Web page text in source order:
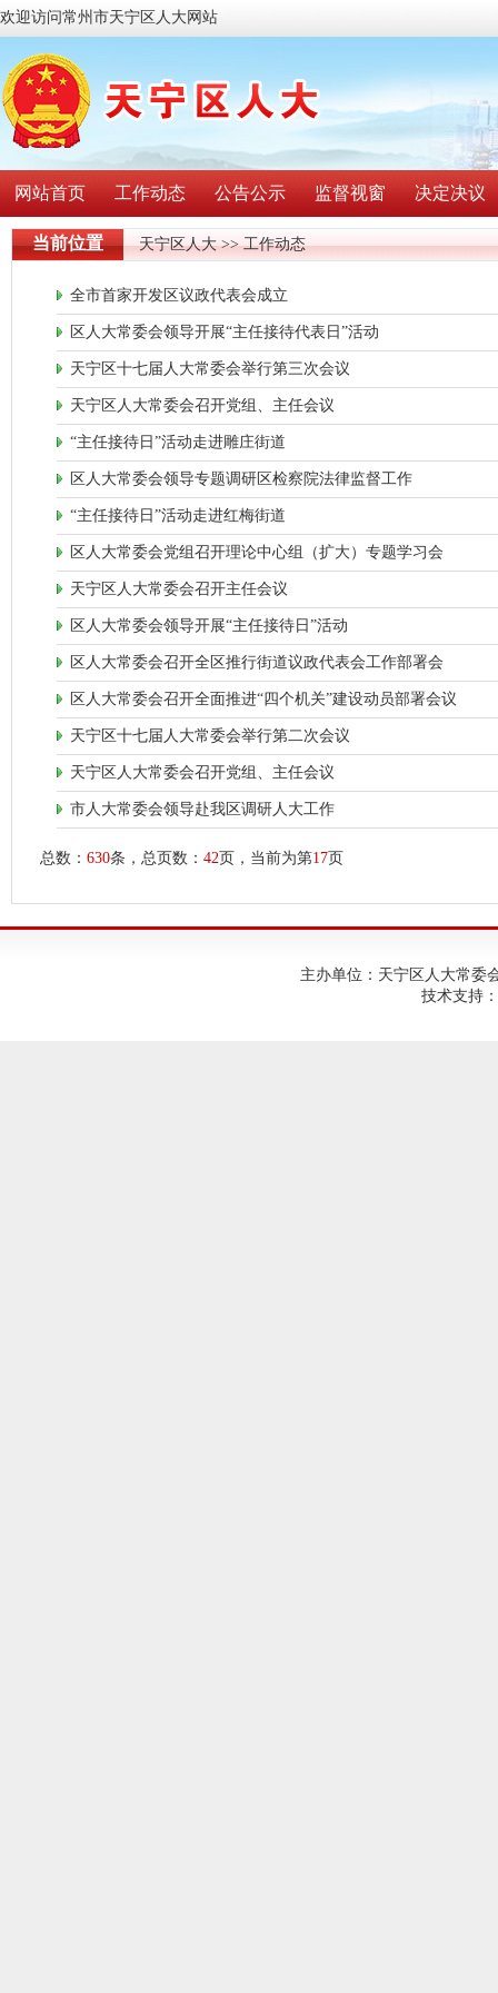
欢迎访问常州市天宁区人大网站
网站首页 工作动态 公告公示 监督视窗 决定决议
当前位置 天宁区人大>> 工作动态
全市首家开发区议政代表会成立
区人大常委会领导开展“主任接待代表日”活动
天宁区十七届人大常委会举行第三次会议
天宁区人大常委会召开党组、主任会议
“主任接待日”活动走进雕庄街道
区人大常委会领导专题调研区检察院法律监督工作
“主任接待日”活动走进红梅街道
区人大常委会党组召开理论中心组（扩大）专题学习会
天宁区人大常委会召开主任会议
区人大常委会领导开展“主任接待日”活动
区人大常委会召开全区推行街道议政代表会工作部署会
区人大常委会召开全面推进“四个机关”建设动员部署会议
天宁区十七届人大常委会举行第二次会议
天宁区人大常委会召开党组、主任会议
市人大常委会领导赴我区调研人大工作
总数： 630条，总页数： 42页，当前为第17页
主办单位：天宁区人大常委
技术支持